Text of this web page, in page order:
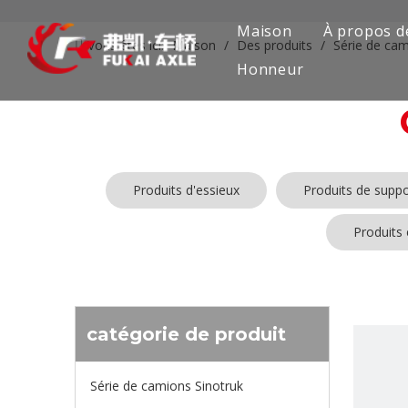
Maison À propos
Honneur
Vous êtes ici: Maison / Des produits / Série de
Produits d'essieux Produits de
Produits
catégorie de produit
Série de camions Sinotruk